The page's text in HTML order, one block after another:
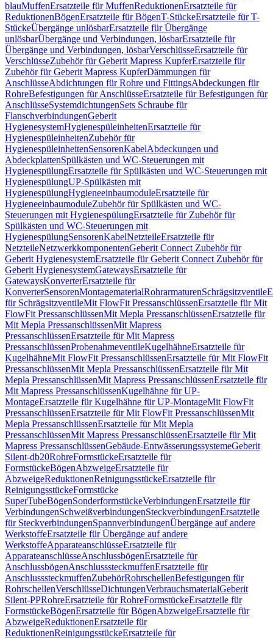
blauMuffenErsatzteile für MuffenReduktionenErsatzteile für
ReduktionenBögenErsatzteile für BögenT-StückeErsatzteile für T-
StückeÜbergänge unlösbarErsatzteile für Übergänge
unlösbarÜbergänge und Verbindungen, lösbarErsatzteile für
Übergänge und Verbindungen, lösbarVerschlüsseErsatzteile für
VerschlüsseZubehör für Geberit Mapress KupferErsatzteile für
Zubehör für Geberit Mapress KupferDämmungen für
AnschlüsseAbdichtungen für Rohre und FittingsAbdeckungen für
RohreBefestigungen für AnschlüsseErsatzteile für Befestigungen für
AnschlüsseSystemdichtungenSets Schraube für
FlanschverbindungenGeberit
HygienesystemHygienespüleinheitenErsatzteile für
HygienespüleinheitenZubehör für
HygienespüleinheitenSensorenKabelAbdeckungen und
AbdeckplattenSpülkästen und WC-Steuerungen mit
HygienespülungErsatzteile für Spülkästen und WC-Steuerungen mit
HygienespülungUP-Spülkästen mit
HygienespülungHygieneeinbaumoduleErsatzteile für
HygieneeinbaumoduleZubehör für Spülkästen und WC-
Steuerungen mit HygienespülungErsatzteile für Zubehör für
Spülkästen und WC-Steuerungen mit
HygienespülungSensorenKabelNetzteileErsatzteile für
NetzteileNetzwerkkomponentenGeberit Connect Zubehör für
Geberit HygienesystemErsatzteile für Geberit Connect Zubehör für
Geberit HygienesystemGatewaysErsatzteile für
GatewaysKonverterErsatzteile für
KonverterSensorenMontagematerialRohrarmaturenSchrägsitzventile
für SchrägsitzventileMit FlowFit PressanschlüssenErsatzteile für Mit
FlowFit PressanschlüssenMit Mepla PressanschlüssenErsatzteile für
Mit Mepla PressanschlüssenMit Mapress
PressanschlüssenErsatzteile für Mit Mapress
PressanschlüssenProbenahmeventileKugelhähneErsatzteile für
KugelhähneMit FlowFit PressanschlüssenErsatzteile für Mit FlowFit
PressanschlüssenMit Mepla PressanschlüssenErsatzteile für Mit
Mepla PressanschlüssenMit Mapress PressanschlüssenErsatzteile für
Mit Mapress PressanschlüssenKugelhähne für UP-
MontageErsatzteile für Kugelhähne für UP-MontageMit FlowFit
PressanschlüssenErsatzteile für Mit FlowFit PressanschlüssenMit
Mepla PressanschlüssenErsatzteile für Mit Mepla
PressanschlüssenMit Mapress PressanschlüssenErsatzteile für Mit
Mapress PressanschlüssenGebäude-EntwässerungssystemeGeberit
Silent-db20RohreFormstückeErsatzteile für
FormstückeBögenAbzweigeErsatzteile für
AbzweigeReduktionenReinigungsstückeErsatzteile für
ReinigungsstückeFormstücke
SuperTubeBögenSonderformstückeVerbindungenErsatzteile für
VerbindungenSchweißverbindungenSteckverbindungenErsatzteile
für SteckverbindungenSpannverbindungenÜbergänge auf andere
WerkstoffeErsatzteile für Übergänge auf andere
WerkstoffeApparateanschlüsseErsatzteile für
ApparateanschlüsseAnschlussbögenErsatzteile für
AnschlussbögenAnschlusssteckmuffenErsatzteile für
AnschlusssteckmuffenZubehörRohrschellenBefestigungen für
RohrschellenVerschlüsseDichtungenVerbrauchsmaterialGeberit
Silent-PPRohreErsatzteile für RohreFormstückeErsatzteile für
FormstückeBögenErsatzteile für BögenAbzweigeErsatzteile für
AbzweigeReduktionenErsatzteile für
ReduktionenReinigungsstückeErsatzteile für